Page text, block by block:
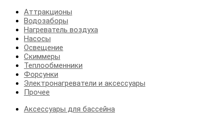
Аттракционы
Водозаборы
Нагреватель воздуха
Насосы
Освещение
Скиммеры
Теплообменники
Форсунки
Электронагреватели и аксессуары
Прочее
Аксессуары для бассейна